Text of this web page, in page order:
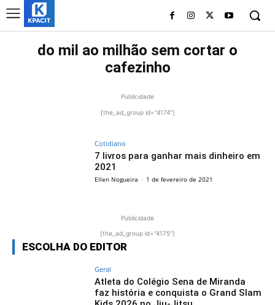
do mil ao milhão sem cortar o
cafezinho
Publicidade
[the_ad_group id="4174"]
Cotidiano
7 livros para ganhar mais dinheiro em
2021
Ellen Nogueira - 1 de fevereiro de 2021
Publicidade
[the_ad_group id="4175"]
ESCOLHA DO EDITOR
Geral
Atleta do Colégio Sena de Miranda
faz história e conquista o Grand Slam